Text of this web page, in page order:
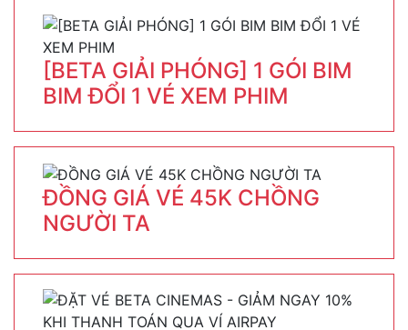
[BETA GIẢI PHÓNG] 1 GÓI BIM
BIM ĐỔI 1 VÉ XEM PHIM
ĐỒNG GIÁ VÉ 45K CHỒNG
NGƯỜI TA